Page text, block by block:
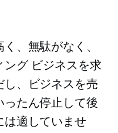
、無駄がなく、
グ ビジネスを求
、ビジネスを売
たん停止して後
は適していませ